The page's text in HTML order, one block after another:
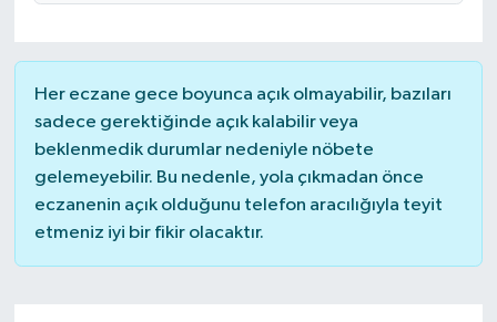
Her eczane gece boyunca açık olmayabilir, bazıları
sadece gerektiğinde açık kalabilir veya
beklenmedik durumlar nedeniyle nöbete
gelemeyebilir. Bu nedenle, yola çıkmadan önce
eczanenin açık olduğunu telefon aracılığıyla teyit
etmeniz iyi bir fikir olacaktır.
Resmi İlanlar
Sağlık
Seri İlan